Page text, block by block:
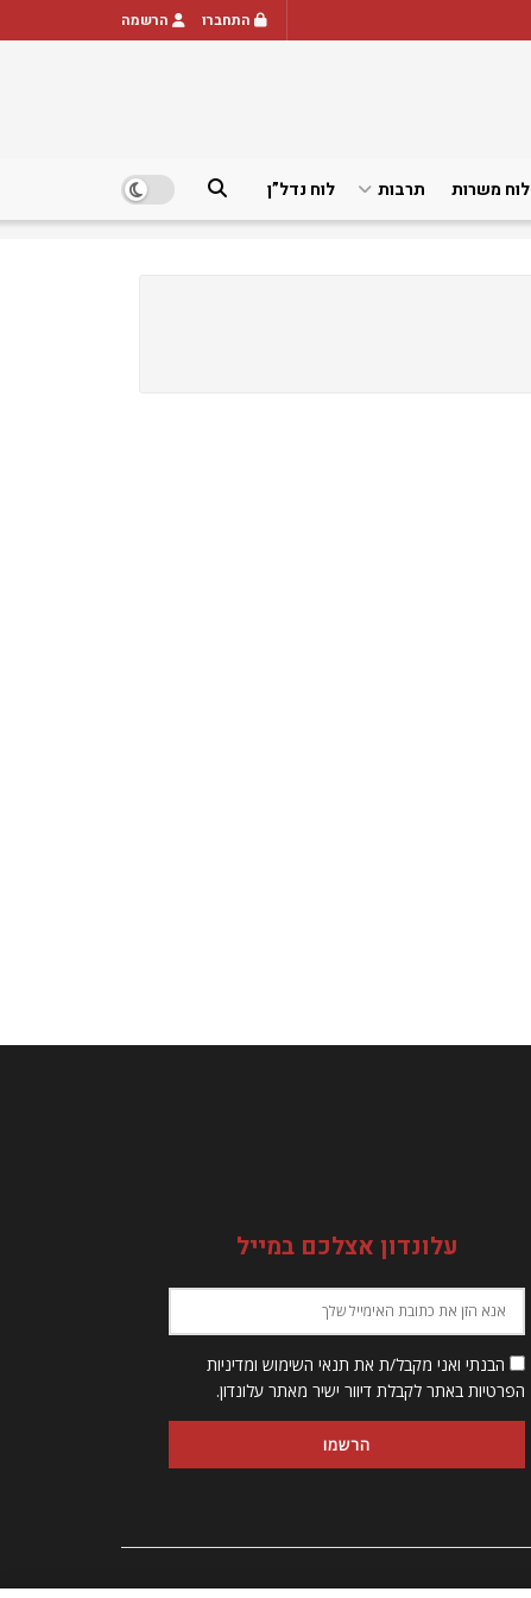
התחברו הרשמה
לוח משרות תרבות לוח נדל”ן
עלונדון אצלכם במייל
הבנתי ואני מקבל/ת את תנאי השימוש ומדיניות
הפרטיות באתר לקבלת דיוור ישיר מאתר עלונדון.